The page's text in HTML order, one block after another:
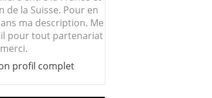
de la Suisse. Pour en
ma description. Me
pour tout partenariat
merci.
profil complet